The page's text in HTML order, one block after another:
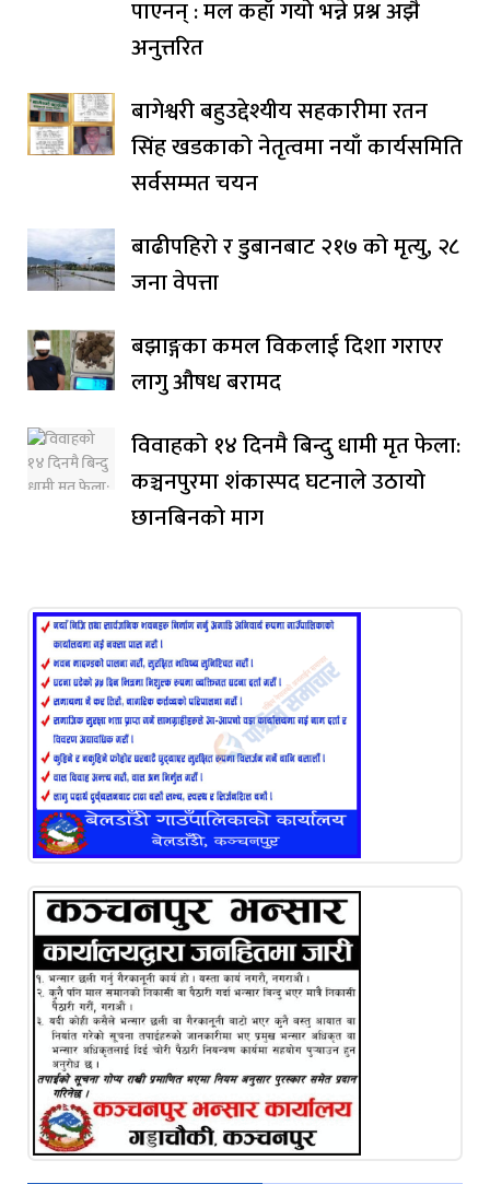
पाएनन् : मल कहाँ गयो भन्ने प्रश्न अझै
अनुत्तरित
बागेश्वरी बहुउद्देश्यीय सहकारीमा रतन
सिंह खडकाको नेतृत्वमा नयाँ कार्यसमिति
सर्वसम्मत चयन
बाढीपहिरो र डुबानबाट २१७ को मृत्यु, २८
जना वेपत्ता
बझाङ्गका कमल विकलाई दिशा गराएर
लागु औषध बरामद
विवाहको १४ दिनमै बिन्दु धामी मृत फेला:
कञ्चनपुरमा शंकास्पद घटनाले उठायो
छानबिनको माग